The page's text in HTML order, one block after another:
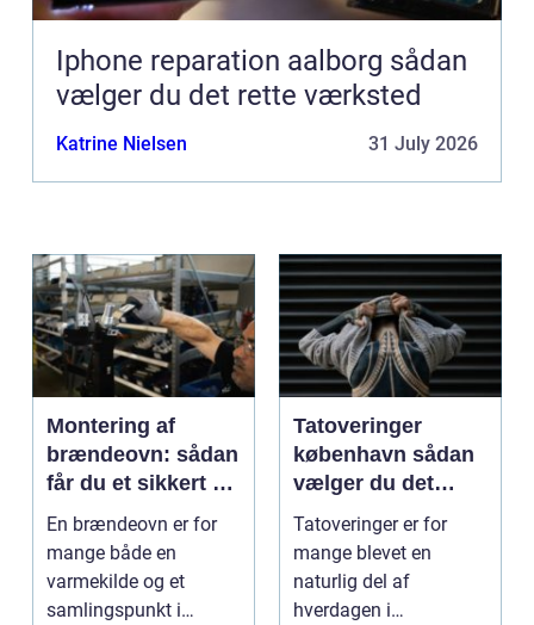
Iphone reparation aalborg sådan
vælger du det rette værksted
Katrine Nielsen 31 July 2026
Montering af
brændeovn: sådan
får du et sikkert og
smukt resultat
En brændeovn er for
mange både en
varmekilde og et
samlingspunkt i
Tatoveringer
københavn sådan
vælger du det
rigtige studie
Tatoveringer er for
mange blevet en
naturlig del af
hverdagen i